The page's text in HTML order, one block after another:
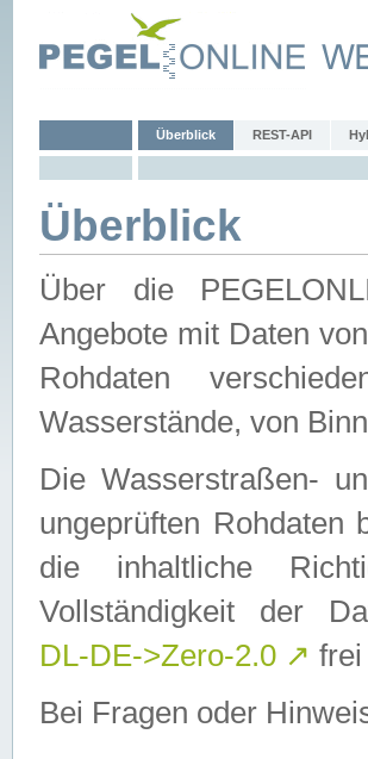
Überblick REST-API
Überblick
Über die
Angebote mit Daten
Rohdaten
Wasserstände, von
Die Wasserstraßen-
ungeprüften Rohdaten
die inhaltliche
Vollständigkeit der
DL-DE->Zero-2.0 ↗ frei
Bei Fragen oder